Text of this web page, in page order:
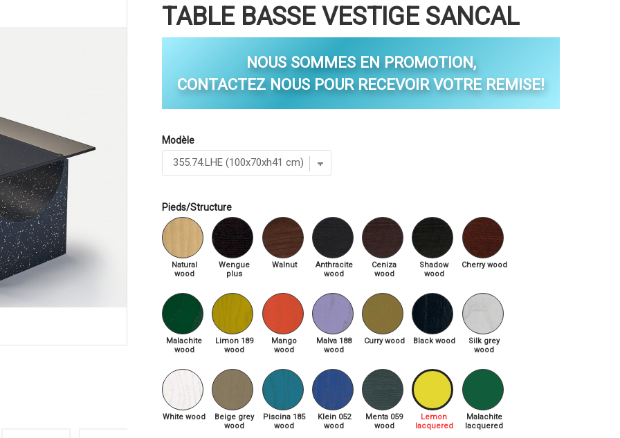
TABLE BASSE VESTIGE SANCAL
NOUS SOMMES EN PROMOTION,
CONTACTEZ NOUS POUR RECEVOIR VOTRE REMISE!
Modèle
Pieds/Structure
Natural
wood
Wengue
plus
Walnut
Anthracite
wood
Ceniza
wood
Shadow
wood
Cherry wood
Malachite
wood
Limon 189
wood
Mango
wood
Malva 188
wood
Curry wood Black wood
Silk grey
wood
White wood
Beige grey
wood
Piscina 185
wood
Klein 052
wood
Menta 059
wood
Lemon
lacquered
Malachite
lacquered